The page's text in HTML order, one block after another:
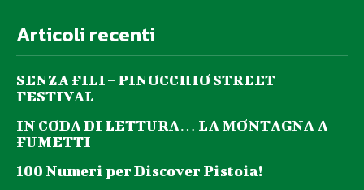
Articoli recenti
SENZA FILI – PINOCCHIO STREET
FESTIVAL
IN CODA DI LETTURA… LA MONTAGNA A
FUMETTI
100 Numeri per Discover Pistoia!